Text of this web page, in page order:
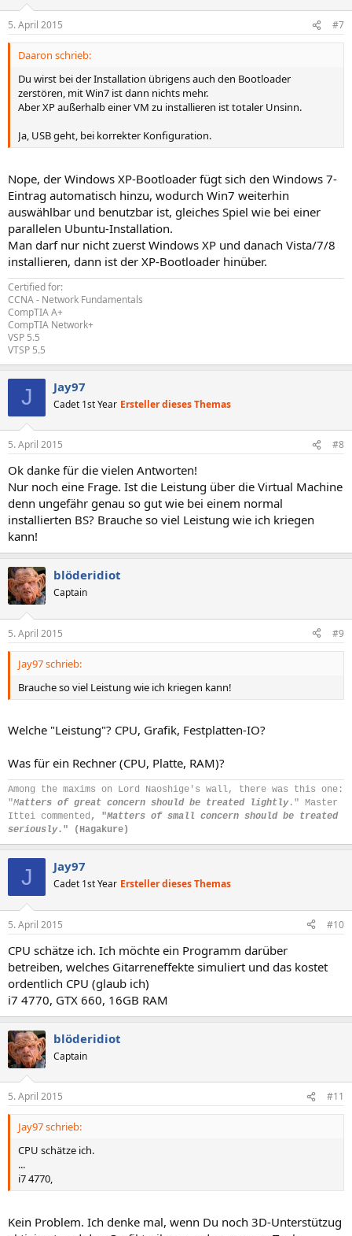
5. April 2015 #7
Daaron schrieb:
Du wirst bei der Installation übrigens auch den Bootloader
zerstören, mit Win7 ist dann nichts mehr.
Aber XP außerhalb einer VM zu installieren ist totaler Unsinn.
Ja, USB geht, bei korrekter Konfiguration.
Nope, der Windows XP-Bootloader fügt sich den Windows 7-
Eintrag automatisch hinzu, wodurch Win7 weiterhin
auswählbar und benutzbar ist, gleiches Spiel wie bei einer
parallelen Ubuntu-Installation.
Man darf nur nicht zuerst Windows XP und danach Vista/7/8
installieren, dann ist der XP-Bootloader hinüber.
Certified for:
CCNA - Network Fundamentals
CompTIA A+
CompTIA Network+
VSP 5.5
VTSP 5.5
J Jay97
Cadet 1st Year Ersteller dieses Themas
5. April 2015 #8
Ok danke für die vielen Antworten!
Nur noch eine Frage. Ist die Leistung über die Virtual Machine
denn ungefähr genau so gut wie bei einem normal
installierten BS? Brauche so viel Leistung wie ich kriegen
kann!
blöderidiot
Captain
5. April 2015 #9
Jay97 schrieb:
Brauche so viel Leistung wie ich kriegen kann!
Welche "Leistung"? CPU, Grafik, Festplatten-IO?
Was für ein Rechner (CPU, Platte, RAM)?
Among the maxims on Lord Naoshige's wall, there was this one:
"Matters of great concern should be treated lightly ." Master
Ittei commented , "Matters of small concern should be treated
seriously." (Hagakure)
J Jay97
Cadet 1st Year Ersteller dieses Themas
5. April 2015 #10
CPU schätze ich. Ich möchte ein Programm darüber
betreiben, welches Gitarreneffekte simuliert und das kostet
ordentlich CPU (glaub ich)
i7 4770, GTX 660, 16GB RAM
blöderidiot
Captain
5. April 2015 #11
Jay97 schrieb:
CPU schätze ich.
...
i7 4770,
Kein Problem. Ich denke mal, wenn Du noch 3D-Unterstützug